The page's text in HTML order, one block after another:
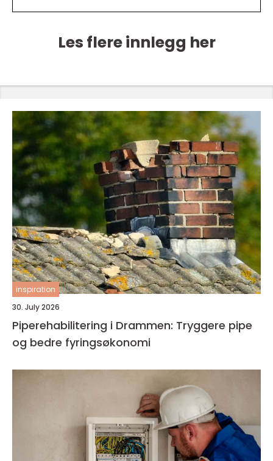
Les flere innlegg her
inspiration
30. July 2026
Piperehabilitering i Drammen: Tryggere pipe
og bedre fyringsøkonomi